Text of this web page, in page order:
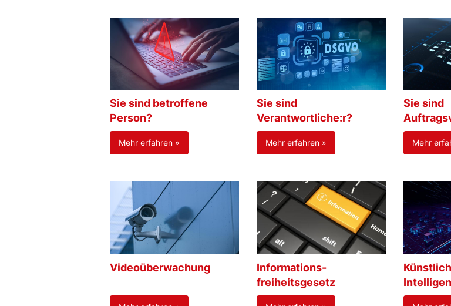
Sie sind betroffene
Person?
Mehr erfahren »
Sie sind
Verantwortliche:r?
Mehr erfahren »
Sie sind
Mehr
Videoüberwachung
Informations-
freiheitsgesetz